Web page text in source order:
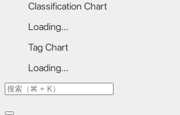
Classification Chart
Loading...
Tag Chart
Loading...